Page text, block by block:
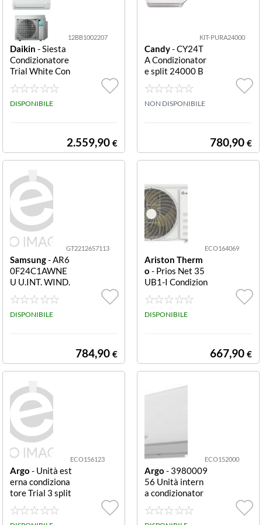
12BB1002207
Daikin - Siesta
Condizionatore
Trial White Con
dizionatore trial
Daikin SIESTA
White
DISPONIBILE
2.559,90 €
KIT-PURA24000
Candy- CY24T
A Condizionator
e split 24000 B
TU A++/A+ WiF
i Bianco KIT-PU
RA24000 CON
NON DISPONIBILE
780,90 €
GT2212657113
Samsung- AR6
0F24C1AWNE
U U.INT. WIND.
COMFORT S2 2
4k BTU 26dB W
IFI WHITE
DISPONIBILE
784,90 €
ECO164069
Ariston Therm
o - Prios Net 35
UB1-I Condizion
atore unità inter
na mono split A
RISTON CLIMA
0XD0-OPRIOS
RIOS R32
DISPONIBILE
667,90 €
ECO156123
Argo - Unità est
erna condiziona
tore Trial 3 split
ARGO CLIMA C
LIMADESIGN T
ECO152000
Argo - 3980009
56 Unità intern
a condizionator
e 12.000 BTU A
RGO CLIMA CL